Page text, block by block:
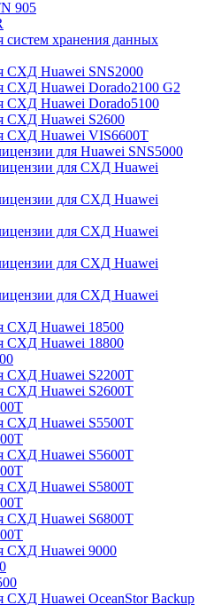
905
систем хранения данных
СХД Huawei SNS2000
СХД Huawei Dorado2100 G2
СХД Huawei Dorado5100
СХД Huawei S2600
СХД Huawei VIS6600T
для Huawei SNS5000
для СХД Huawei
для СХД Huawei
для СХД Huawei
для СХД Huawei
для СХД Huawei
СХД Huawei 18500
СХД Huawei 18800
СХД Huawei S2200T
СХД Huawei S2600T
СХД Huawei S5500T
СХД Huawei S5600T
СХД Huawei S5800T
СХД Huawei S6800T
СХД Huawei 9000
СХД Huawei OceanStor Backup